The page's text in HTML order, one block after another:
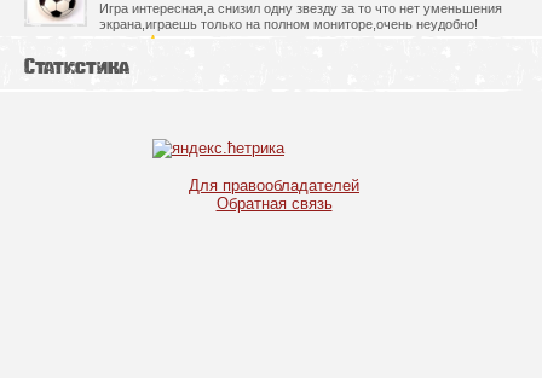
Игра интересная,а снизил одну звезду за то что нет уменьшения
экрана,играешь только на полном мониторе,очень неудобно!
испробовал?
30.07.2026 00:43
Статистика
Для правообладателей
Обратная связь